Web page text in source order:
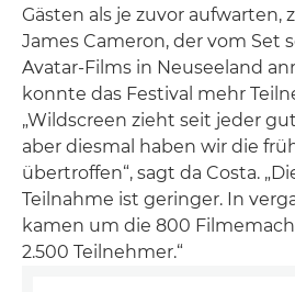
Gästen als je zuvor aufwarten,
James Cameron, der vom Set
Avatar-Films in Neuseeland
konnte das Festival mehr
„Wildscreen zieht seit jeder
aber diesmal haben wir die
übertroffen“, sagt da Costa.
Teilnahme ist geringer. In
kamen um die 800
2.500 Teilnehmer.“